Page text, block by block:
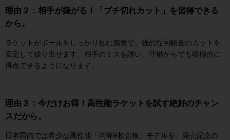
理由２：相手が嫌がる！「ブチ切れカット」を習得できる
から。
ラケットがボールをしっかり掴む感覚で、強烈な回転量のカットを
安定して繰り出せます。相手のミスを誘い、守備からでも積極的に
得点できるようになります。
理由３：今だけお得！高性能ラケットを試す絶好のチャン
スだから。
日本国内では希少な高性能「均等9枚合板」モデルを、発売記念の